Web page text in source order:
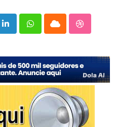
LinkedInWhatsappCloud